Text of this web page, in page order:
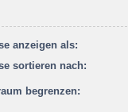
anzeigen als:
sortieren nach:
begrenzen: